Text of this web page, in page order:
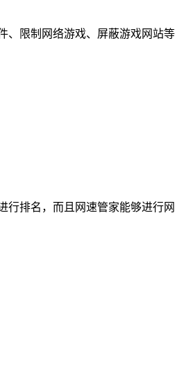
、限制网络游戏、屏蔽游戏网站等
排名，而且网速管家能够进行网